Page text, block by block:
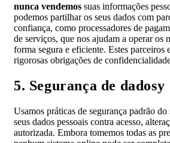
nunca vendemos suas informações
podemos partilhar os seus dados com
confiança, como processadores de
de serviços, que nos ajudam a operar os
forma segura e eficiente. Estes parceiros
rigorosas obrigações de
5. Segurança de dadosy
Usamos práticas de segurança padrão
seus dados pessoais contra acesso,
autorizada. Embora tomemos todas as